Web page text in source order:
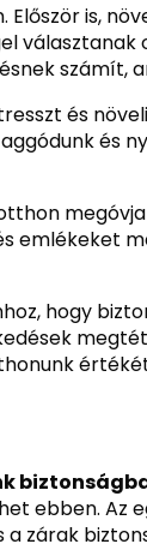
is,
számít,
és
és
hogy
ebben. Az
zárak